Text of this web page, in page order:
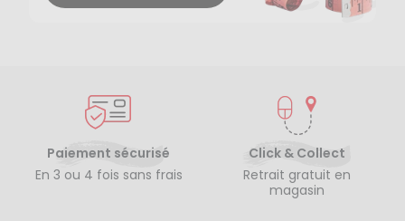
Paiement sécurisé
En 3 ou 4 fois sans frais
Click & Collect
Retrait gratuit en
magasin